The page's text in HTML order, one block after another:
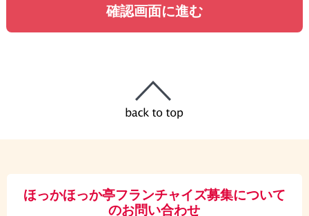
ほっかほっか亭フランチャイズ募集について
のお問い合わせ